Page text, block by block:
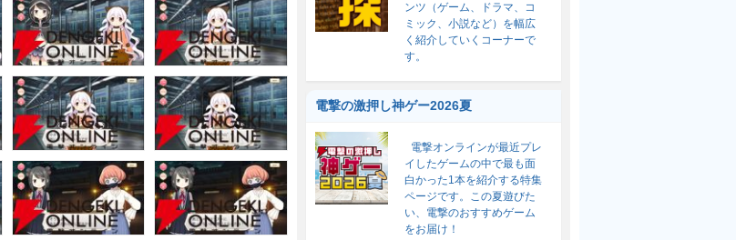
ンツ（ゲーム、ドラマ、コ
ミック、小説など）を幅広
く紹介していくコーナーで
す。
電撃の激押し神ゲー2026夏
電撃オンラインが最近プレ
イしたゲームの中で最も面
白かった1本を紹介する特集
ページです。この夏遊びた
い、電撃のおすすめゲーム
をお届け！